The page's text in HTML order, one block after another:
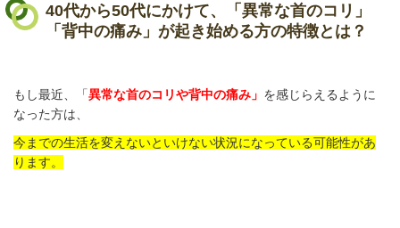
40代から50代にかけて、「異常な首のコリ」
「背中の痛み」が起き始める方の特徴とは？
もし最近、「異常な首のコリや背中の痛み」 を感じらえるように
なった方は、
今までの生活を変えないといけない状況になっている可能性があ
ります。